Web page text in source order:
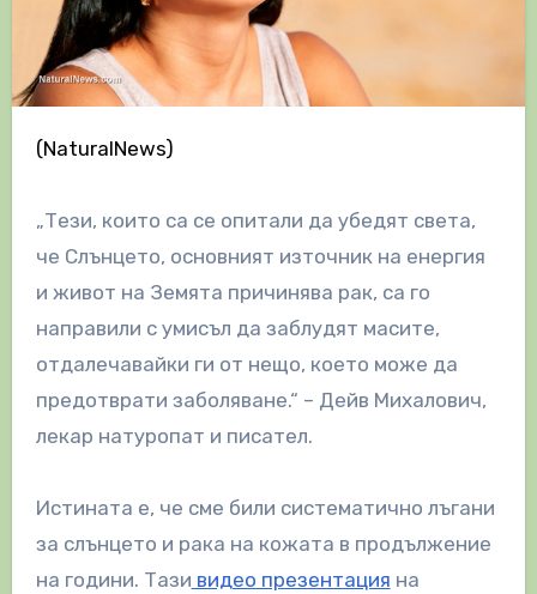
(NaturalNews)
„Тези, които са се опитали да убедят света,
че Слънцето, основният източник на енергия
и живот на Земята причинява рак, са го
направили с умисъл да заблудят масите,
отдалечавайки ги от нещо, което може да
предотврати заболяване.“ – Дейв Михалович,
лекар натуропат и писател.
Истината е, че сме били систематично лъгани
за слънцето и рака на кожата в продължение
на години. Тази видео презентация на